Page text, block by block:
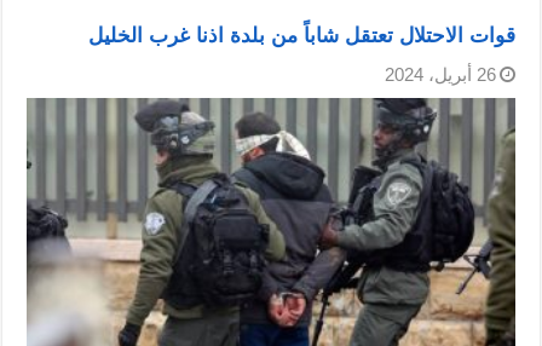
قوات الاحتلال تعتقل شاباً من بلدة اذنا غرب الخليل
26 أبريل، 2024